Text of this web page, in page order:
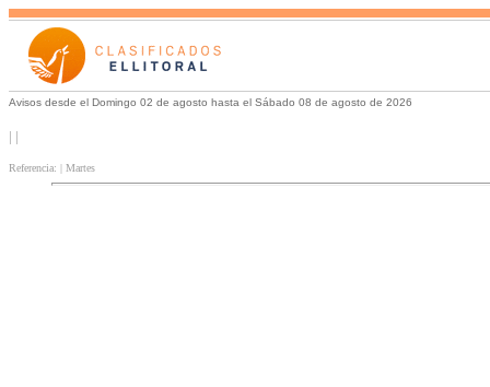
Avisos desde el Domingo 02 de agosto hasta el Sábado 08 de agosto de 2026
| |
Referencia: | Martes